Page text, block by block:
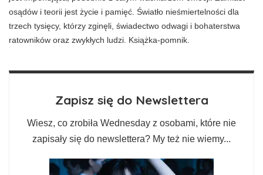
osądów i teorii jest życie i pamięć. Światło nieśmiertelności dla
trzech tysięcy, którzy zginęli, świadectwo odwagi i bohaterstwa
ratowników oraz zwykłych ludzi. Książka-pomnik.
Zapisz się do Newslettera
Wiesz, co zrobiła Wednesday z osobami, które nie
zapisały się do newslettera? My też nie wiemy...